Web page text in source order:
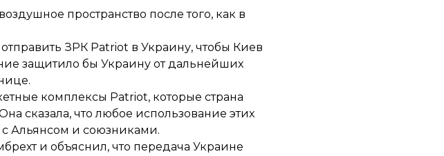
пространство после того, как в
ЗРК Patriot в Украину, чтобы Киев
защитило бы Украину от дальнейших
комплексы Patriot, которые страна
сказала, что любое использование этих
Альянсом и союзниками.
и объяснил, что передача Украине